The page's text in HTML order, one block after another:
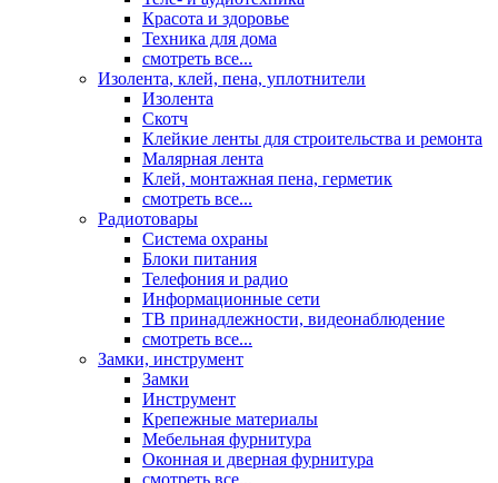
Красота и здоровье
Техника для дома
смотреть все...
Изолента, клей, пена, уплотнители
Изолента
Скотч
Клейкие ленты для строительства и ремонта
Малярная лента
Клей, монтажная пена, герметик
смотреть все...
Радиотовары
Система охраны
Блоки питания
Телефония и радио
Информационные сети
ТВ принадлежности, видеонаблюдение
смотреть все...
Замки, инструмент
Замки
Инструмент
Крепежные материалы
Мебельная фурнитура
Оконная и дверная фурнитура
смотреть все...